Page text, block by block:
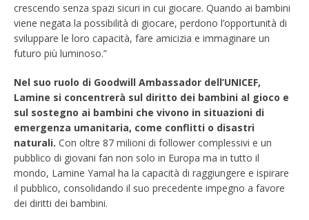
crescendo senza spazi sicuri in cui giocare. Quando ai bambini
viene negata la possibilità di giocare, perdono l’opportunità di
sviluppare le loro capacità, fare amicizia e immaginare un
futuro più luminoso.”
Nel suo ruolo di Goodwill Ambassador dell’UNICEF,
Lamine si concentrerà sul diritto dei bambini al gioco e
sul sostegno ai bambini che vivono in situazioni di
emergenza umanitaria, come conflitti o disastri
naturali. Con oltre 87 milioni di follower complessivi e un
pubblico di giovani fan non solo in Europa ma in tutto il
mondo, Lamine Yamal ha la capacità di raggiungere e ispirare
il pubblico, consolidando il suo precedente impegno a favore
dei diritti dei bambini.